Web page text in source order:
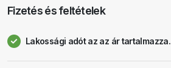
Fizetés és feltételek
Lakossági adót az az ár tartalmazza.